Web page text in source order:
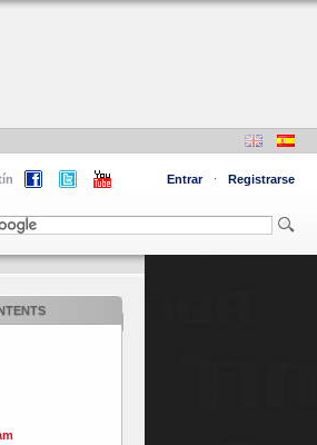
Entrar · Registrarse